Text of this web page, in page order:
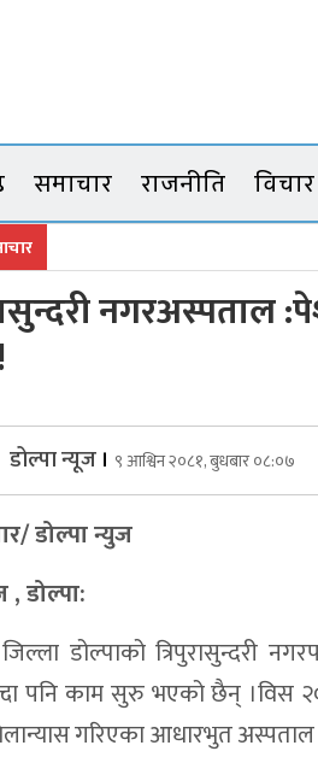
समाचार राजनीति विचार
नगरअस्पताल
डोल्पा न्यूज । ९ आश्विन २०८१, बुधबार ०८:०७
डोल्पा न्युज
डोल्पा:
डोल्पाको त्रिपुरासुन्दरी
पनि काम सुरु भएको छैन् ।विस
गरिएका आधारभुत